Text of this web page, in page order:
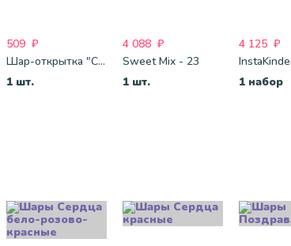
509 ₽
Шар-открытка "Сердце" (45 см) - 2
1 шт.
4 088 ₽
Sweet Mix - 23
1 шт.
4 125 ₽
1 набор